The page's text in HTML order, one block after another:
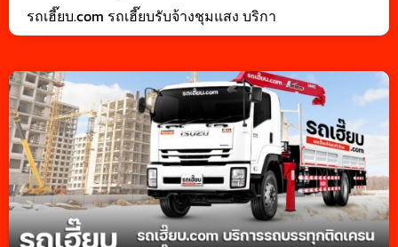
รถเฮี๊ยบ.com รถเฮี๊ยบรับจ้างชุมแสง บริกา